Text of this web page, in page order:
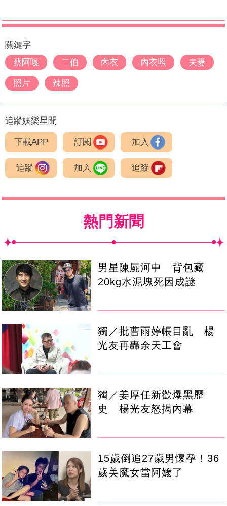
關鍵字
蔡阿嘎
二伯 內衣 內衣照 夫妻
照片 辣照
追蹤娛樂星聞
下載APP 訂閱 加入
追蹤 加入 追蹤
熱門新聞
男星陳屍河中 背包藏
20kg水泥塊死因成謎
獨／批曹雨婷帳目亂 楊
光友再轟余天工會
獨／姜厚任新歡爆黑歷
史 楊光友怒揭內幕
15歲倒追27歲男懷孕！36
歲美魔女當阿嬤了